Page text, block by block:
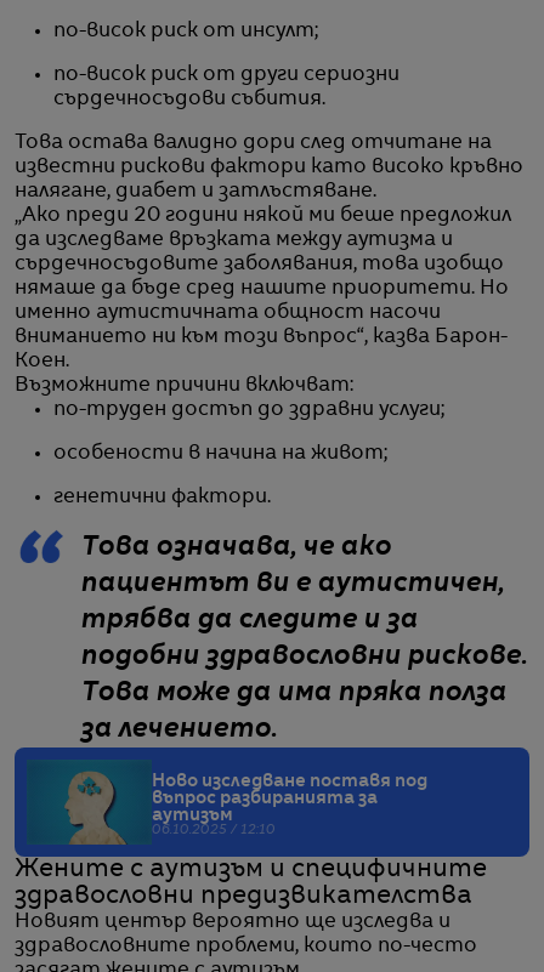
по-висок риск от инсулт;
по-висок риск от други сериозни
сърдечносъдови събития.
Това остава валидно дори след отчитане на
известни рискови фактори като високо кръвно
налягане, диабет и затлъстяване.
„Ако преди 20 години някой ми беше предложил
да изследваме връзката между аутизма и
сърдечносъдовите заболявания, това изобщо
нямаше да бъде сред нашите приоритети. Но
именно аутистичната общност насочи
вниманието ни към този въпрос“, казва Барон-
Коен.
Възможните причини включват:
по-труден достъп до здравни услуги;
особености в начина на живот;
генетични фактори.
Това означава, че ако
пациентът ви е аутистичен,
трябва да следите и за
подобни здравословни рискове.
Това може да има пряка полза
за лечението.
Ново изследване поставя под
въпрос разбиранията за
аутизъм
06.10.2025 / 12:10
Жените с аутизъм и специфичните
здравословни предизвикателства
Новият център вероятно ще изследва и
здравословните проблеми, които по-често